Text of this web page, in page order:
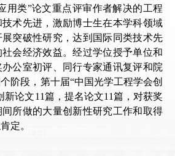
用类”论文重点评审作者解决的工程
术先进，激励博士生在本学科领域
突破性研究，达到国际同类技术先
会经济效益。经过学位授予单位和
公室初评、同行专家通讯复评和院
阶段，第十届“中国光学工程学会创
新论文11篇，提名论文11篇，对获奖
所做的大量创新性研究工作和取得
定。